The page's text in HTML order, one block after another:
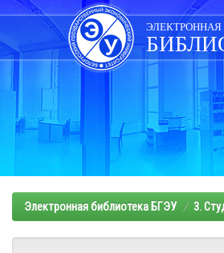
Skip
navigation
ЭЛЕКТРОННАЯ
Электронная библиотека БГЭУ 3.